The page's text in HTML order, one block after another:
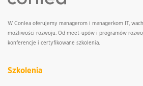
W Conlea oferujemy managerom i managerkom IT,
możliwości rozwoju. Od meet-upów i programów
konferencje i certyfikowane szkolenia.
Szkolenia